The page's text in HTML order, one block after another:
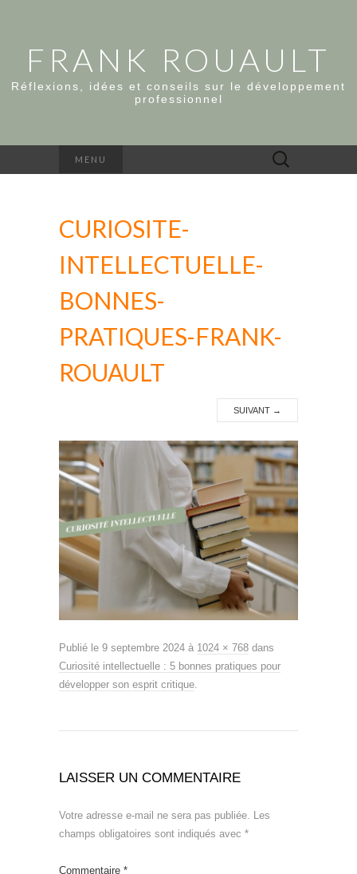
FRANK ROUAULT
Réflexions, idées et conseils sur le développement
professionnel
MENU Rechercher :
CURIOSITE-
INTELLECTUELLE-
BONNES-
PRATIQUES-FRANK-
ROUAULT
SUIVANT →
Publié le 9 septembre 2024 à 1024 × 768 dans
Curiosité intellectuelle : 5 bonnes pratiques pour
développer son esprit critique.
LAISSER UN COMMENTAIRE
Votre adresse e-mail ne sera pas publiée. Les
champs obligatoires sont indiqués avec *
Commentaire *